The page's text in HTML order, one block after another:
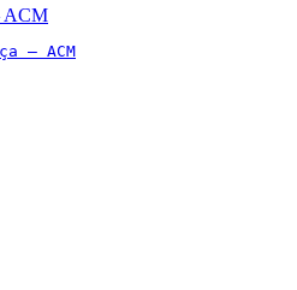
ACM
– ACM